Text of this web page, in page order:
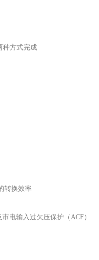
种方式完成
转换效率
电输入过欠压保护（ACF）